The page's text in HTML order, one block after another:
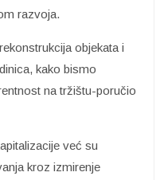
razvoja.
objekata i
kako bismo
na tržištu-poručio
već su
kroz izmirenje